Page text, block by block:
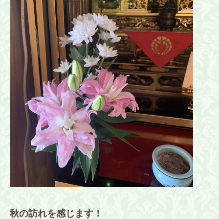
秋の訪れを感じます！